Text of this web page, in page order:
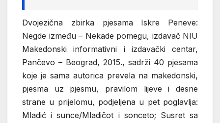
Dvojezična zbirka pjesama Iskre Peneve:
Negde između – Nekade pomegu, izdavač NIU
Makedonski informativni i izdavački centar,
Pančevo – Beograd, 2015., sadrži 40 pjesama
koje je sama autorica prevela na makedonski,
pjesma uz pjesmu, pravilom lijeve i desne
strane u prijelomu, podjeljena u pet poglavlja:
Mladić i sunce/Mladičot i sonceto; Susret sa